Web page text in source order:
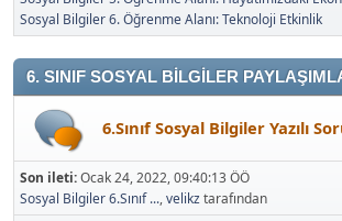
Sosyal Bilgiler 6. Öğrenme Alanı: Teknoloji Etkinlik
6. SINIF SOSYAL BİLGİLER
6.Sınıf Sosyal Bilgiler Yazılı
Son ileti:Ocak 24, 2022, 09:40:13 ÖÖ
Sosyal Bilgiler 6.Sınıf ...,velikztarafından